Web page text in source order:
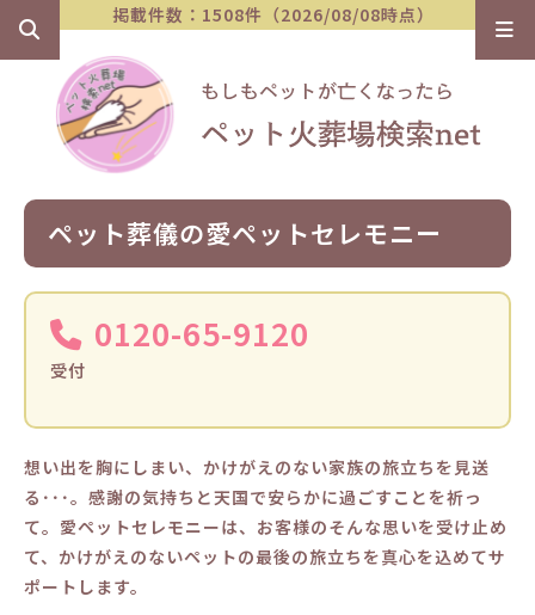
掲載件数：1508件（2026/08/08時点）
ペット葬儀の愛ペットセレモニー
0120-65-9120
受付
想い出を胸にしまい、かけがえのない家族の旅立ちを見送
る･･･。感謝の気持ちと天国で安らかに過ごすことを祈っ
て。愛ペットセレモニーは、お客様のそんな思いを受け止め
て、かけがえのないペットの最後の旅立ちを真心を込めてサ
ポートします。